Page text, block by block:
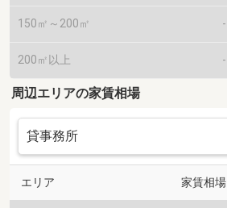
150㎡～200㎡ -
200㎡以上 -
周辺エリアの家賃相場
エリア 家賃相場